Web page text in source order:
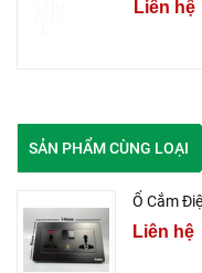
Liên hệ
SẢN PHẨM CÙNG LOẠI
Ổ Cắm
Liên hệ